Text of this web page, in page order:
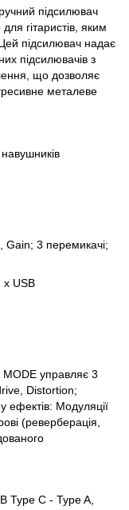
підсилювач
гітаристів, яким
підсилювач надає
підсилювачів з
що дозволяє
металеве
Gain; 3 перемикачі;
x USB
MODE управляє 3
Distortion;
ефектів: Модуляції
(реверберація,
Type C - Type A,